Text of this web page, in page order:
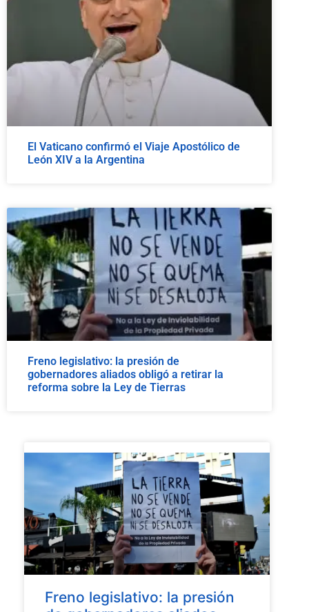
El Vaticano confirmó el Viaje Apostólico de
León XIV a la Argentina
Freno legislativo: la presión de
gobernadores aliados obligó a retirar la
reforma sobre la Ley de Tierras
Freno legislativo: la presión